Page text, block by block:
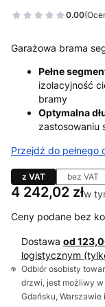
0.00
Garażowa brama
Pełne
izolacyjność
bramy
Optymalna
zastosowaniu
Przejdź do pełnego
z VAT bez VAT
Cena
4 242,02 złw
w
Ceny podane bez
Dostawa od
logistycznym
Odbiór osobisty
drzwi, jest możliwy
Gdańsku, Warszawie